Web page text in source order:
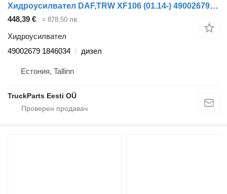
Хидроусилвател DAF,TRW XF106 (01.14-) 49002679 за влекач DAF XF106 (2014-)
448,39 € ≈ 878,50 лв.
Хидроусилвател
49002679 1846034
дизел
Естония, Tallinn
TruckParts Eesti OÜ